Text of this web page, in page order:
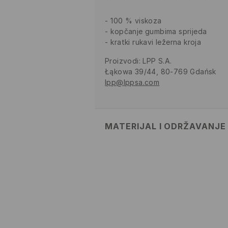
100 % viskoza
kopčanje gumbima sprijeda
kratki rukavi ležerna kroja
Proizvodi: LPP S.A.
Łąkowa 39/44, 80-769 Gdańsk
lpp@lppsa.com
MATERIJAL I ODRŽAVANJE